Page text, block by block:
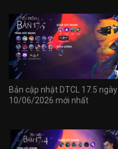
Bản cập nhật DTCL 17.5 ngày
10/06/2026 mới nhất